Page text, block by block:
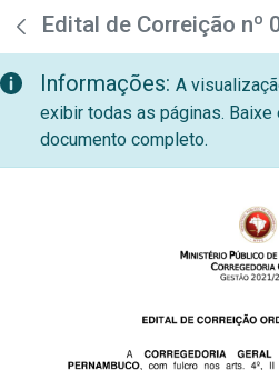
Pular para o Conteúdo principal
teste descricao
Edital de Correição nº
Informações: A
exibir todas as páginas. Baixe
documento completo.